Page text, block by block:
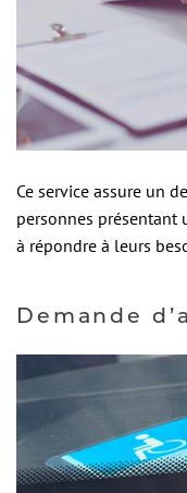
Ce service assure un
personnes présentant
à répondre à leurs
Demande
g
e